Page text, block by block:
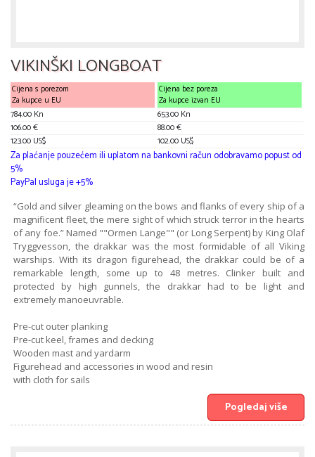
VIKINŠKI LONGBOAT
Cijena s porezom
Za kupce u EU
784.00 Kn
106.00 €
123.00 US$
Cijena bez poreza
Za kupce izvan EU
653.00 Kn
88.00 €
102.00 US$
Za plaćanje pouzećem ili uplatom na bankovni račun odobravamo popust od
5%
PayPal usluga je +5%
“Gold and silver gleaming on the bows and flanks of every ship of a
magnificent fleet, the mere sight of which struck terror in the hearts
of any foe.” Named ""Ormen Lange"" (or Long Serpent) by King Olaf
Tryggvesson, the drakkar was the most formidable of all Viking
warships. With its dragon figurehead, the drakkar could be of a
remarkable length, some up to 48 metres. Clinker built and
protected by high gunnels, the drakkar had to be light and
extremely manoeuvrable.
Pre-cut outer planking
Pre-cut keel, frames and decking
Wooden mast and yardarm
Figurehead and accessories in wood and resin
with cloth for sails
Pogledaj više